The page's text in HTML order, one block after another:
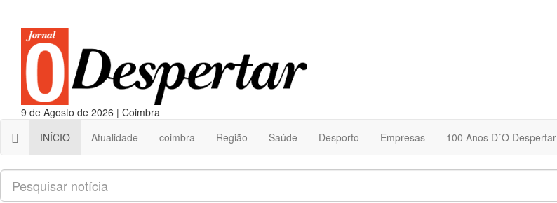
9 de Agosto de 2026 | Coimbra
INÍCIO Atualidade coimbra Região Saúde Desporto Empresas 100 Anos D´O Despertar
Pesquisar